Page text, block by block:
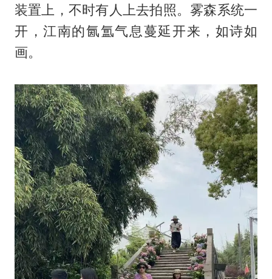
装置上，不时有人上去拍照。雾森系统一
开，江南的氤氲气息蔓延开来，如诗如
画。